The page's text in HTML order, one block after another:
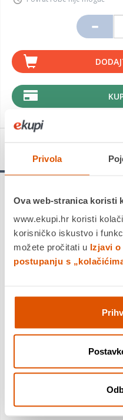
Privola
Ova web-stranica koristi
www.ekupi.hr koristi
korisničko iskustvo i
možete pročitati u Izjavi
postupanju s
Uputite se u novu
2! Koristite nova Web Wings
Yorkom, brzo se
Milesa Moralesakako biste
nove moći, dok kultni
živote, njihov grad i one koje